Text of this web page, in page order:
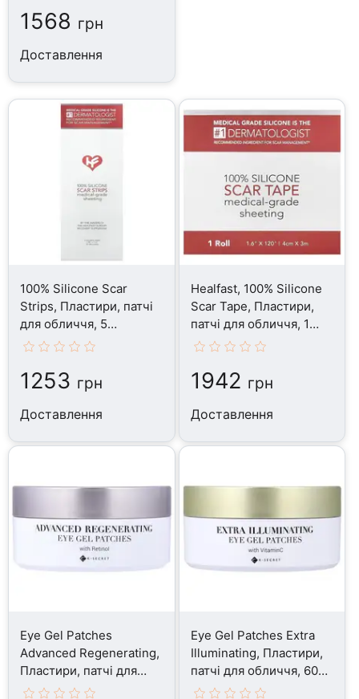
1568 грн
Доставлення
100% Silicone Scar
Strips, Пластири, патчі
для обличчя, 5
Reusable Sheets
1253 грн
Доставлення
Healfast, 100% Silicone
Scar Tape, Пластири,
патчі для обличчя, 1
Roll
1942 грн
Доставлення
Eye Gel Patches
Advanced Regenerating,
Пластири, патчі для
обличчя, 60 Patches
Eye Gel Patches Extra
Illuminating, Пластири,
патчі для обличчя, 60
Patches